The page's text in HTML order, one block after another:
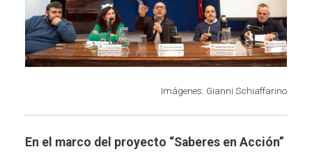
Imágenes: Gianni Schiaffarino
En el marco del proyecto “Saberes en Acción”